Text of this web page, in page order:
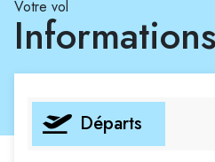
Votre vol
Départs